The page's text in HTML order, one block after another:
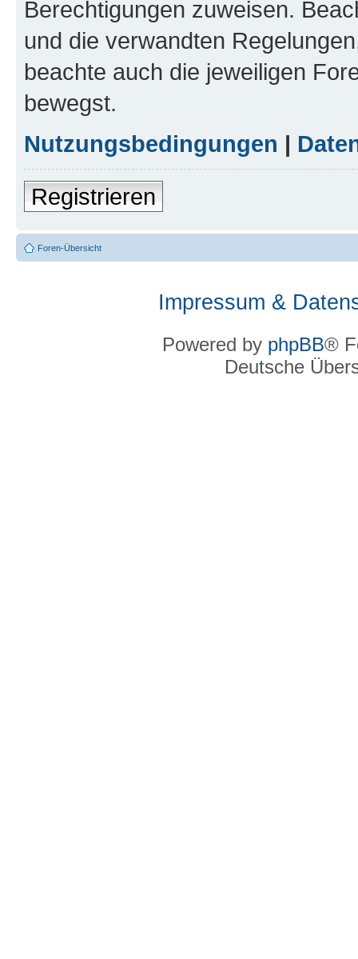
Berechtigungen zuweisen.
und die verwandten
beachte auch die jeweiligen
bewegst.
Nutzungsbedingungen |
Registrieren
Foren-Übersicht
Impressum &
Powered by phpBB®
Deutsche